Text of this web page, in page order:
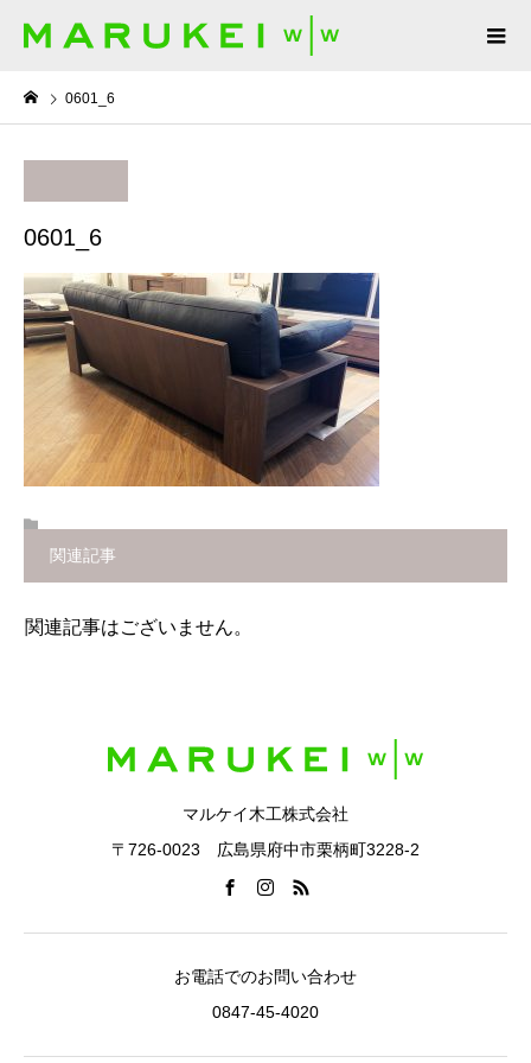
0601_6
0601_6
関連記事
関連記事はございません。
マルケイ木工株式会社
〒726-0023 広島県府中市栗柄町3228-2
お電話でのお問い合わせ
0847-45-4020